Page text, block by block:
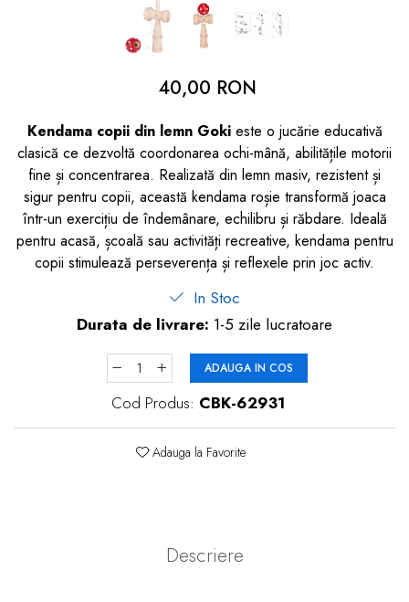
dopuri de urechi
Produse îngrijire copii
40,00 RON
Kendama copii din lemn Gokieste o jucărie educativă
clasică ce dezvoltă coordonarea ochi-mână, abilitățile motorii
fine și concentrarea. Realizată din lemn masiv, rezistent și
sigur pentru copii, această kendama roșie transformă joaca
într-un exercițiu de îndemânare, echilibru și răbdare. Ideală
pentru acasă, școală sau activități recreative, kendama pentru
copii stimulează perseverența și reflexele prin joc activ.
In Stoc
Durata de livrare: 1-5 zile lucratoare
ADAUGA IN COS
Cod Produs: CBK-62931
Adauga la Favorite
Descriere